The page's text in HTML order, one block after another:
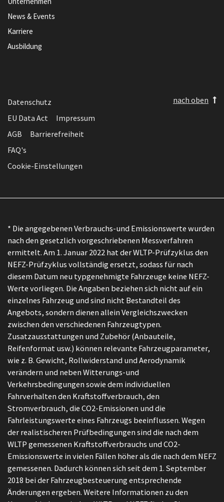
News & Events
Karriere
Ausbildung
Datenschutz
EU Data Act
Impressum
AGB
Barrierefreiheit
FAQ's
Cookie-Einstellungen
nach oben
* Die angegebenen Verbrauchs-und Emissionswerte wurden
nach den gesetzlich vorgeschriebenen Messverfahren
ermittelt. Am 1. Januar 2022 hat der WLTP-Prüfzyklus den
NEFZ-Prüfzyklus vollständig ersetzt, sodass für nach
diesem Datum neu typgenehmigte Fahrzeuge keine NEFZ-
Werte vorliegen. Die Angaben beziehen sich nicht auf ein
einzelnes Fahrzeug und sind nicht Bestandteil des
Angebots, sondern dienen allein Vergleichszwecken
zwischen den verschiedenen Fahrzeugtypen.
Zusatzausstattungen und Zubehör (Anbauteile,
Reifenformat usw.) können relevante Fahrzeugparameter,
wie z. B. Gewicht, Rollwiderstand und Aerodynamik
verändern und neben Witterungs-und
Verkehrsbedingungen sowie dem individuellen
Fahrverhalten den Kraftstoffverbrauch, den
Stromverbrauch, die CO2-Emissionen und die
Fahrleistungswerte eines Fahrzeugs beeinflussen. Wegen
der realistischeren Prüfbedingungen sind die nach dem
WLTP gemessenen Kraftstoffverbrauchs und CO2-
Emissionswerte in vielen Fällen höher als die nach dem NEFZ
gemessenen. Dadurch können sich seit dem 1. September
2018 bei der Fahrzeugbesteuerung entsprechende
Änderungen ergeben. Weitere Informationen zu den